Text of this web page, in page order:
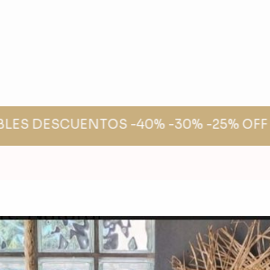
DESCUENTOS -40% -30% -25% OFF 💣